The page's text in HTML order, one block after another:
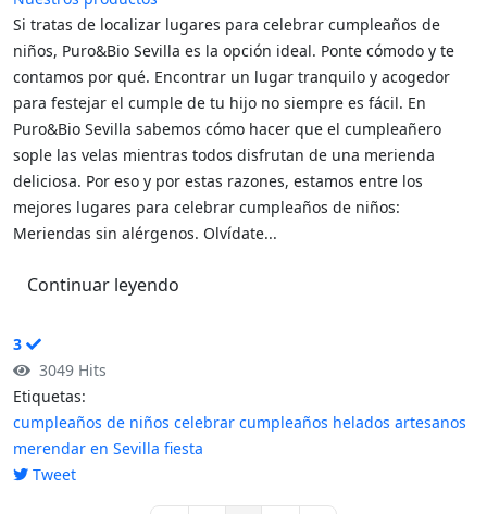
Si tratas de localizar lugares para celebrar cumpleaños de
niños, Puro&Bio Sevilla es la opción ideal. Ponte cómodo y te
contamos por qué. Encontrar un lugar tranquilo y acogedor
para festejar el cumple de tu hijo no siempre es fácil. En
Puro&Bio Sevilla sabemos cómo hacer que el cumpleañero
sople las velas mientras todos disfrutan de una merienda
deliciosa. Por eso y por estas razones, estamos entre los
mejores lugares para celebrar cumpleaños de niños:
Meriendas sin alérgenos. Olvídate...
Continuar leyendo
3
3049 Hits
Etiquetas:
cumpleaños de niños celebrar cumpleaños helados artesanos
merendar en Sevilla fiesta
Tweet